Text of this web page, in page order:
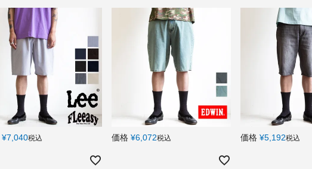
¥7,040税込 価格 ¥6,072税込 価格 ¥5,192税込